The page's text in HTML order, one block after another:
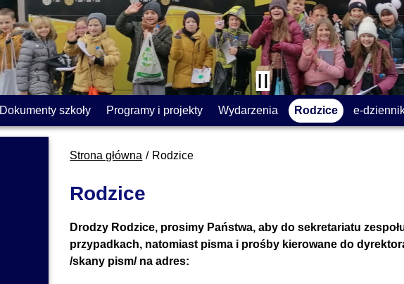
Dokumenty szkoły Programy i projekty Wydarzenia Rodzice e-
Strona główna Rodzice
Rodzice
Drodzy Rodzice, prosimy Państwa, aby do sekretariatu
przypadkach, natomiast pisma i prośby kierowane do
/skany pism/ na adres: